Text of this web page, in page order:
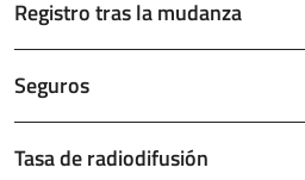
Registro tras la mudanza
Seguros
Tasa de radiodifusión